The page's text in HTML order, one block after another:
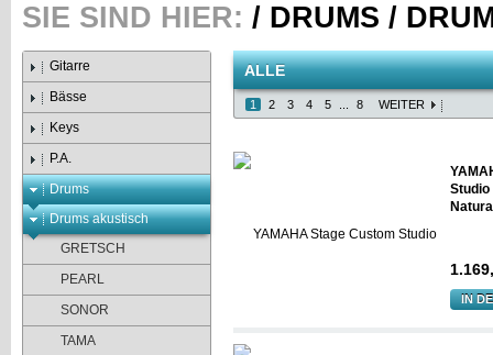
SIE SIND HIER: / DRUMS /
Gitarre
Bässe
Keys
P.A.
Drums
Drums akustisch
GRETSCH
PEARL
SONOR
TAMA
ALLE
1 2 3 4 5 8 WEITER
Studio
IN